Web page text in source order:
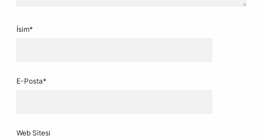
İsim*
E-Posta*
Web Sitesi